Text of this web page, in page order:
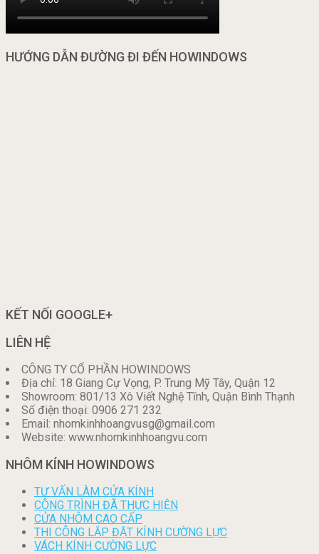
HƯỚNG DẪN ĐƯỜNG ĐI ĐẾN HOWINDOWS
KẾT NỐI GOOGLE+
LIÊN HỆ
CÔNG TY CỔ PHẦN HOWINDOWS
Địa chỉ: 18 Giang Cự Vọng, P. Trung Mỹ Tây, Quận 12
Showroom: 801/13 Xô Viết Nghệ Tĩnh, Quận Bình Thạnh
Số điện thoại: 0906 271 232
Email: nhomkinhhoangvusg@gmail.com
Website: www.nhomkinhhoangvu.com
NHÔM KÍNH HOWINDOWS
TƯ VẤN LÀM CỬA KÍNH
CÔNG TRÌNH ĐÃ THỰC HIỆN
CỬA NHÔM CAO CẤP
THI CÔNG LẮP ĐẶT KÍNH CƯỜNG LỰC
VÁCH KÍNH CƯỜNG LỰC